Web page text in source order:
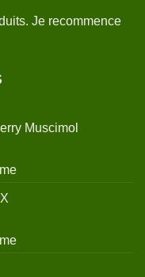
Je recommence
Muscimol